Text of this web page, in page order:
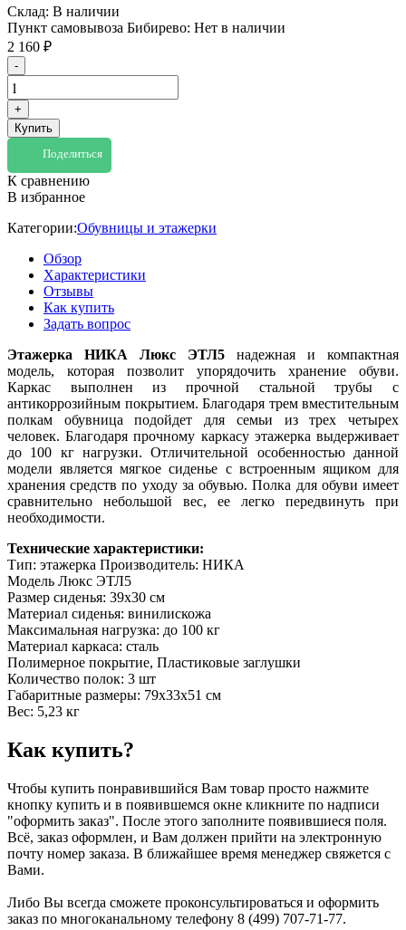
Склад: В наличии
Пункт самовывоза Бибирево: Нет в наличии
2 160 ₽
-
+
Купить
Поделиться
К сравнению
В избранное
Категории:Обувницы и этажерки
Обзор
Характеристики
Отзывы
Как купить
Задать вопрос
Этажерка НИКА Люкс ЭТЛ5 надежная и компактная
модель, которая позволит упорядочить хранение обуви.
Каркас выполнен из прочной стальной трубы с
антикоррозийным покрытием. Благодаря трем вместительным
полкам обувница подойдет для семьи из трех четырех
человек. Благодаря прочному каркасу этажерка выдерживает
до 100 кг нагрузки. Отличительной особенностью данной
модели является мягкое сиденье с встроенным ящиком для
хранения средств по уходу за обувью. Полка для обуви имеет
сравнительно небольшой вес, ее легко передвинуть при
необходимости.
Технические характеристики:
Тип: этажерка Производитель: НИКА
Модель Люкс ЭТЛ5
Размер сиденья: 39х30 см
Материал сиденья: винилискожа
Максимальная нагрузка: до 100 кг
Материал каркаса: сталь
Полимерное покрытие, Пластиковые заглушки
Количество полок: 3 шт
Габаритные размеры: 79х33х51 см
Вес: 5,23 кг
Как купить?
Чтобы купить понравившийся Вам товар просто нажмите
кнопку купить и в появившемся окне кликните по надписи
"оформить заказ". После этого заполните появившиеся поля.
Всё, заказ оформлен, и Вам должен прийти на электронную
почту номер заказа. В ближайшее время менеджер свяжется с
Вами.
Либо Вы всегда сможете проконсультироваться и оформить
заказ по многоканальному телефону 8 (499) 707-71-77.